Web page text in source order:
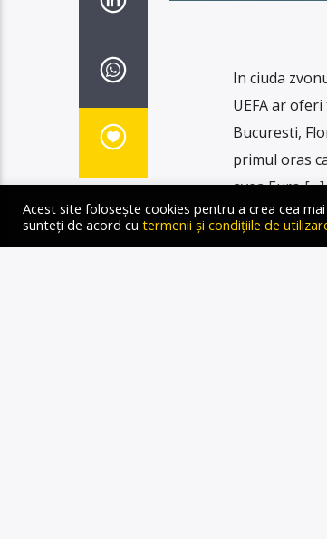
In ciuda
UEFA ar
Bucuresti,
primul oras
avea Euro […]
Acest site folosește cookies pentru a crea cea
sunteți de acord cu termenii și condițiile de